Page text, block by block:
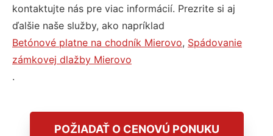
kontaktujte nás pre viac informácií. Prezrite si aj
ďalšie naše služby, ako napríklad
Betónové platne na chodník Mierovo, Spádovanie
zámkovej dlažby Mierovo
.
POŽIADAŤ O CENOVÚ PONUKU